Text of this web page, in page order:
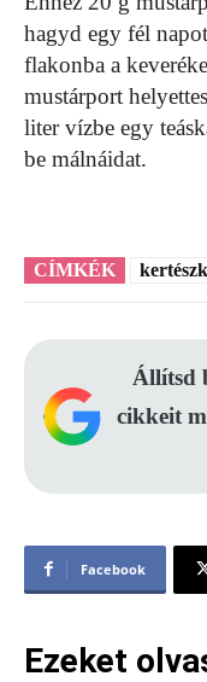
hagyd egy fél
flakonba a
mustárport
liter vízbe egy
be málnáidat.
CÍMKÉK
Állítsd
cikkeit
Facebook
Ezeket